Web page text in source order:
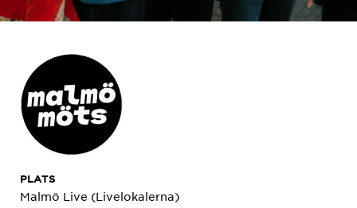
PLATS
Malmö Live (Livelokalerna)